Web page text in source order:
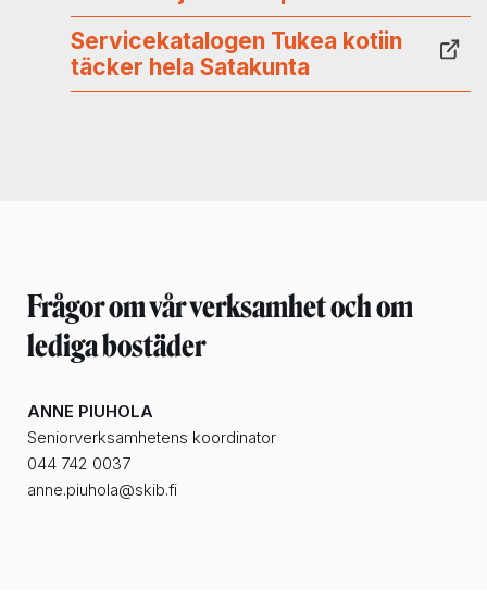
Servicekatalogen Tukea kotiin
täcker hela Satakunta
Frågor om vår verksamhetoch om
lediga bostäder
ANNE PIUHOLA
Seniorverksamhetens koordinator
044 742 0037
anne.piuhola@skib.fi